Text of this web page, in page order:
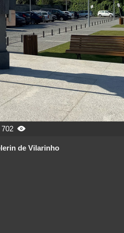
702 
de Vilarinho